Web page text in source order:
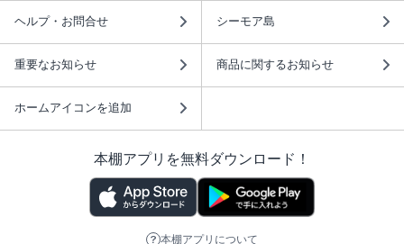
ヘルプ・お問合せ シーモア島
重要なお知らせ 商品に関するお知らせ
ホームアイコンを追加
本棚アプリを無料ダウンロード！
本棚アプリについて